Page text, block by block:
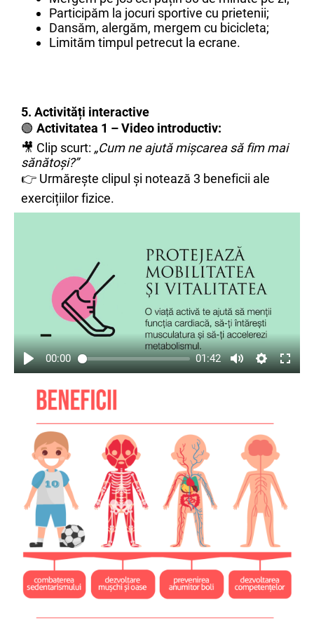
Participăm la jocuri sportive cu prietenii;
Dansăm, alergăm, mergem cu bicicleta;
Limităm timpul petrecut la ecrane.
5. Activități interactive
🟢 Activitatea 1 – Video introductiv:
🎥 Clip scurt: „Cum ne ajută mișcarea să fim mai
sănătoși?”
👉 Urmărește clipul și notează 3 beneficii ale
exercițiilor fizice.
00:00 01:42